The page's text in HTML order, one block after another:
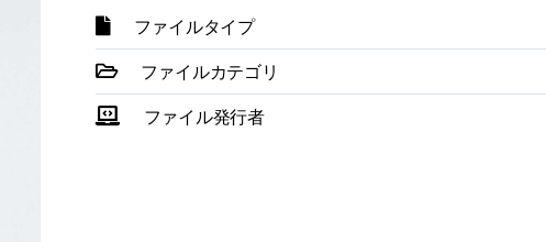
ファイルタイプ
ファイルカテゴリ
ファイル発行者